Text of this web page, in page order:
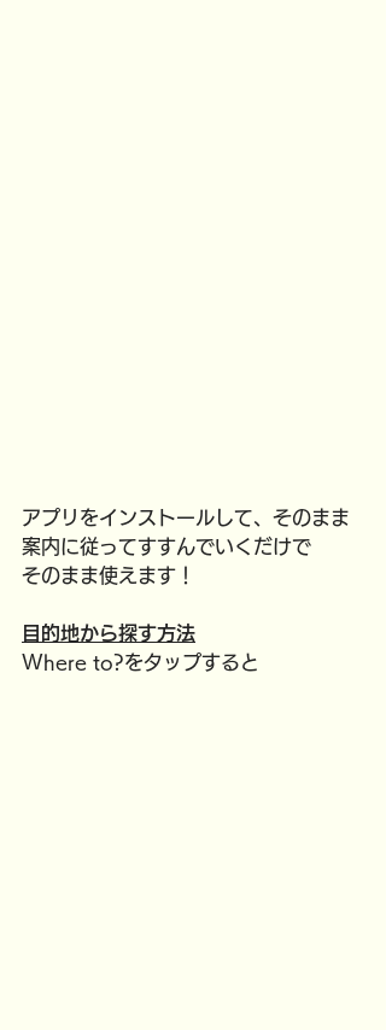
アプリをインストールして、そのまま
案内に従ってすすんでいくだけで
そのまま使えます！
目的地から探す方法
Where to?をタップすると